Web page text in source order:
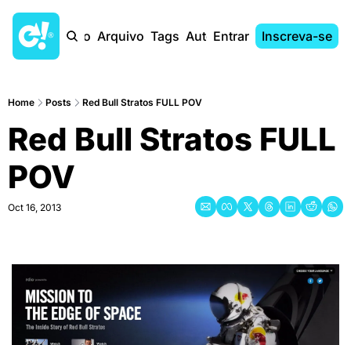
Início Arquivo Tags AutoresEntrar Inscreva-se
Home Posts Red Bull Stratos FULL POV
Red Bull Stratos FULL
POV
Oct 16, 2013